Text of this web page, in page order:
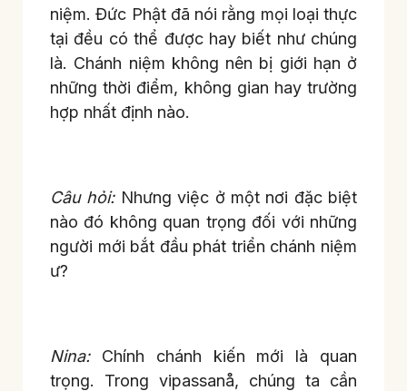
niệm. Đức Phật đã nói rằng mọi loại thực
tại đều có thể được hay biết như chúng
là. Chánh niệm không nên bị giới hạn ở
những thời điểm, không gian hay trường
hợp nhất định nào.
Câu hỏi:Nhưng việc ở một nơi đặc biệt
nào đó không quan trọng đối với những
người mới bắt đầu phát triển chánh niệm
ư?
Nina:Chính chánh kiến mới là quan
trọng. Trong vipassanå, chúng ta cần